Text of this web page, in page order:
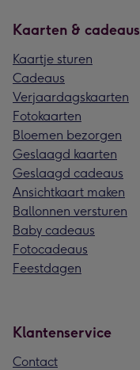
Kaarten & cadeaus
Kaartje sturen
Cadeaus
Verjaardagskaarten
Fotokaarten
Bloemen bezorgen
Geslaagd kaarten
Geslaagd cadeaus
Ansichtkaart maken
Ballonnen versturen
Baby cadeaus
Fotocadeaus
Feestdagen
Klantenservice
Contact